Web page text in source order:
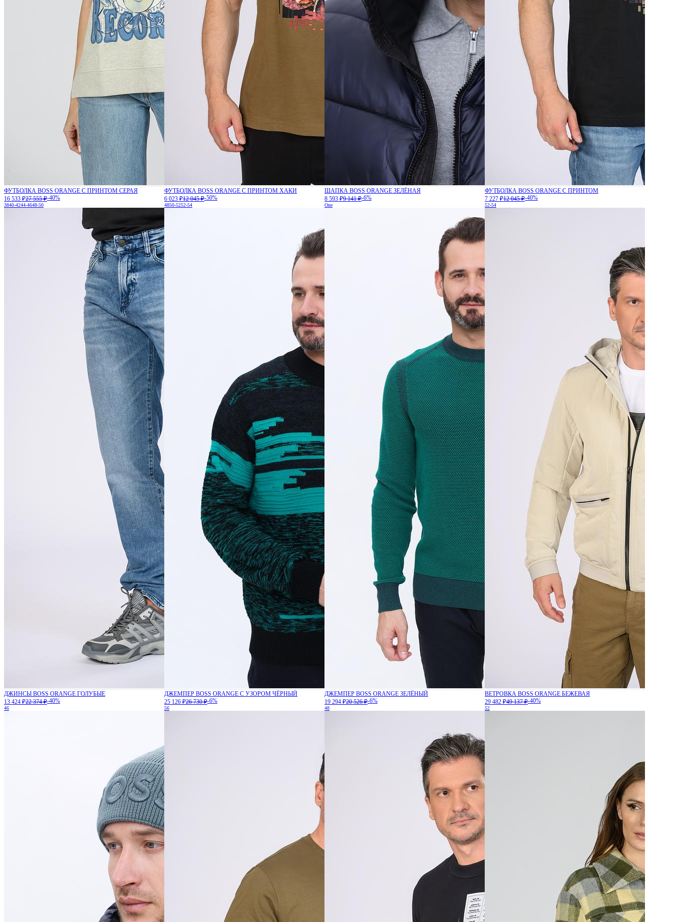
ФУТБОЛКА BOSS ORANGE С ПРИНТОМ СЕРАЯ
16 533 ₽27 555 ₽-40%
3840-4244-4648-50
ФУТБОЛКА BOSS ORANGE С ПРИНТОМ ХАКИ
6 023 ₽12 045 ₽-50%
4850-5252-54
ШАПКА BOSS ORANGE ЗЕЛЁНАЯ
8 593 ₽9 141 ₽-6%
One
ФУТБОЛКА BOSS ORANGE С ПРИНТОМ
7 227 ₽12 045 ₽-40%
52-54
ДЖИНСЫ BOSS ORANGE ГОЛУБЫЕ
13 424 ₽22 374 ₽-40%
46
ДЖЕМПЕР BOSS ORANGE С УЗОРОМ ЧЁРНЫЙ
25 126 ₽26 730 ₽-6%
56
ДЖЕМПЕР BOSS ORANGE ЗЕЛЁНЫЙ
19 294 ₽20 526 ₽-6%
48
ВЕТРОВКА BOSS ORANGE БЕЖЕВАЯ
29 482 ₽49 137 ₽-40%
52